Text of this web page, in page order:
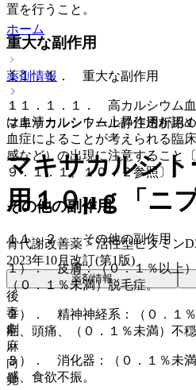
置を行うこと。
重大な副作用
１１．１． 重大な副作用
１１．１．１． 高カルシウム
は血清カルシウム上昇作用が認
血症によることが考えられる臨
感など）の出現に注意すること
９．１．１、１０．２参照〕。
その他の副作用
１１．２． その他の副作用
１）． 皮膚：（０．１％以上
（０．１％未満）脱毛症。
２）． 精神神経系：（０．１
症、頭痛、（０．１％未満）不
３）． 消化器：（０．１％未
感、食欲不振。
ホーム
薬剤情報
マキサカルシトール静注透析用
マキサカルシ
用１０μｇ「ニプ
骨代謝改善薬 > 活性型ビタミン
2023年10月改訂(第1版)
薬剤情報
後
毒
劇
麻
向
覚